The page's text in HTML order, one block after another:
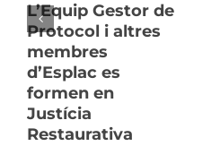
L’Equip Gestor de
Protocol i altres
membres
d’Esplac es
formen en
Justícia
Restaurativa